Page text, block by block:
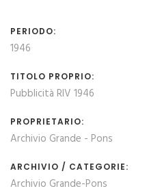
PERIODO:
1946
TITOLO PROPRIO:
Pubblicità RIV 1946
PROPRIETARIO:
Archivio Grande - Pons
ARCHIVIO / CATEGORIE:
Archivio Grande-Pons